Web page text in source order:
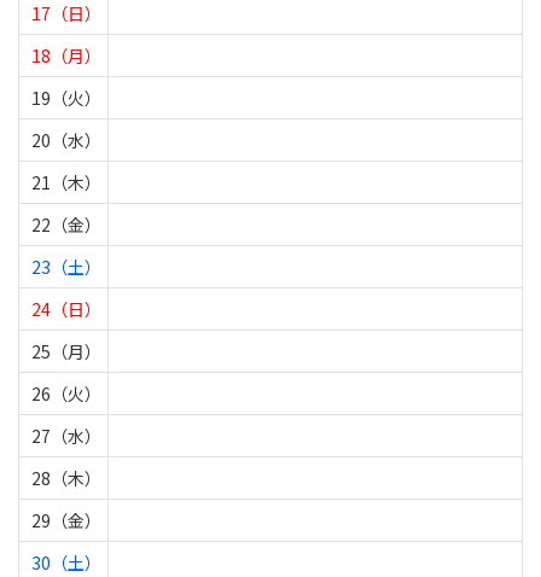
17（日）
18（月）
19（火）
20（水）
21（木）
22（金）
23（土）
24（日）
25（月）
26（火）
27（水）
28（木）
29（金）
30（土）